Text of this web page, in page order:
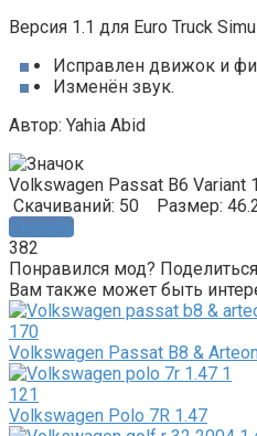
Версия 1.1 для Euro Truck
Исправлен движок и
Изменён звук.
Автор: Yahia Abid
Volkswagen Passat B6 Variant
Скачиваний: 50
Размер:
Скачать
382
Понравился мод?
Вам также может быть
170
Volkswagen Passat B8 &
121
Volkswagen Polo 7R 1.47